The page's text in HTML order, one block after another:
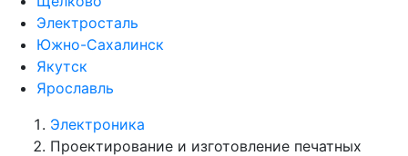
Электросталь
Южно-Сахалинск
Якутск
Ярославль
Электроника
Проектирование и изготовление печатных